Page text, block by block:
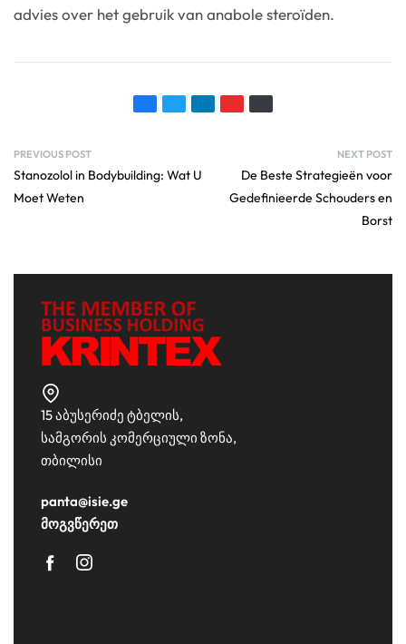
advies over het gebruik van anabole steroïden.
PREVIOUS POST
Stanozolol in Bodybuilding: Wat U
Moet Weten
NEXT POST
De Beste Strategieën voor
Gedefinieerde Schouders en
Borst
15 აბუსერიძე ტბელის,
სამგორის კომერციული ზონა,
თბილისი
panta@isie.ge
მოგვწერეთ